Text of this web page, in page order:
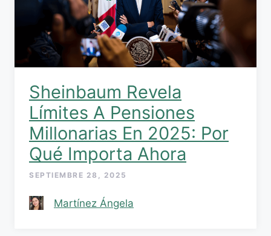
Sheinbaum Revela
Límites A Pensiones
Millonarias En 2025: Por
Qué Importa Ahora
SEPTIEMBRE 28, 2025
Martínez Ángela